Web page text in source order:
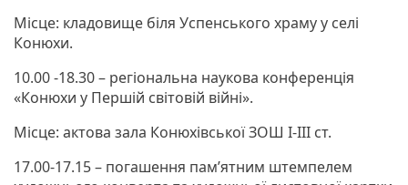
Місце: кладовище біля Успенського храму у селі
Конюхи.
10.00 -18.30 – регіональна наукова конференція
«Конюхи у Першій світовій війні».
Місце: актова зала Конюхівської ЗОШ І-ІІІ ст.
17.00-17.15 – погашення пам’ятним штемпелем